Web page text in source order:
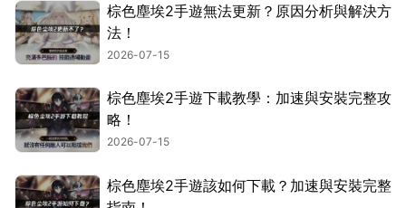
棕色塵埃2手遊無法更新？原因分析與解決方
法！
2026-07-15
棕色塵埃2手遊下載教學：加速與安裝完整攻
略！
2026-07-15
棕色塵埃2手遊該如何下載？加速與安裝完整